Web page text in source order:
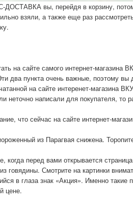
ДОСТАВКА вы, перейдя в корзину,
взяли, а также еще раз
на сайте самого интернет-
два пункта очень важные, поэтому вы
на сайте интеренет-
неточно написали для покупателя, то
что сейчас на сайте интернет-
из Парагвая снижена.
когда перед вами открывается
говядины. Смотрите на картинки
в глаза знак «Акция». Именно такие
цене.